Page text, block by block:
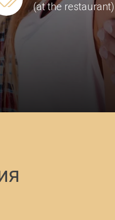
(at the restaurant)